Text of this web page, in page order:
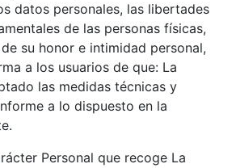
datos personales, las libertades
de las personas físicas,
su honor e intimidad personal,
a los usuarios de que: La
las medidas técnicas y
a lo dispuesto en la
Personal que recoge La